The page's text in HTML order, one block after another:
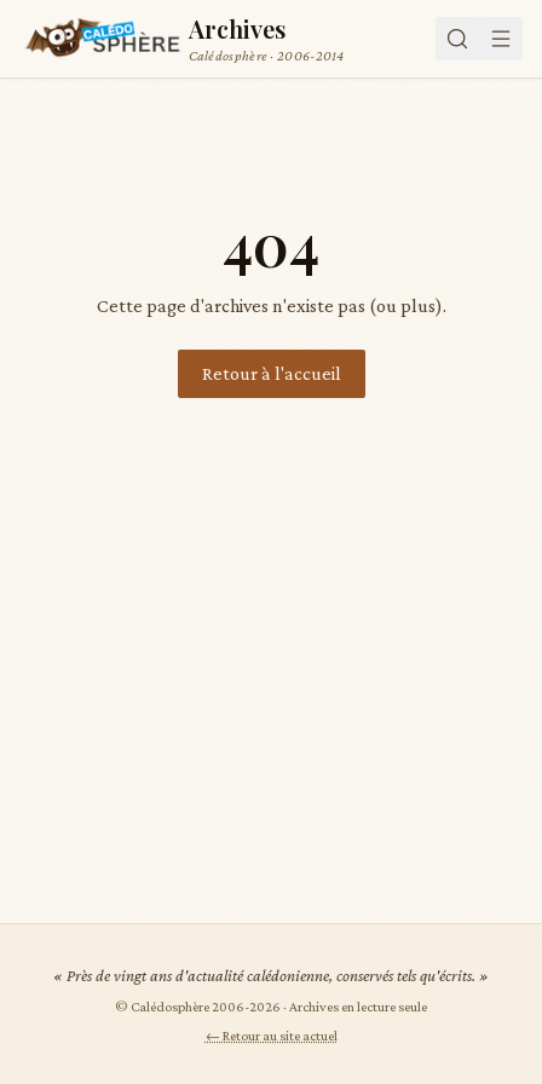
Archives
Calédosphère · 2006-2014
404
Cette page d'archives n'existe pas (ou plus).
Retour à l'accueil
« Près de vingt ans d'actualité calédonienne, conservés tels qu'écrits. »
© Calédosphère 2006-2026 · Archives en lecture seule
← Retour au site actuel